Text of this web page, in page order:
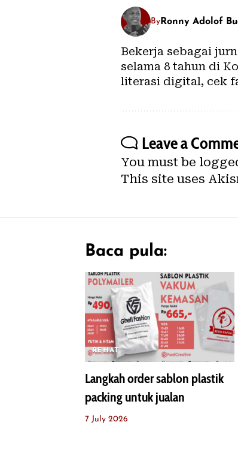
By Ronny Adolof
Bekerja sebagai
selama 8 tahun di
literasi digital, cek
Leave a
You must be
This site uses
Baca pula:
REHAT
Langkah order sablon plastik
packing untuk jualan
7 July 2026